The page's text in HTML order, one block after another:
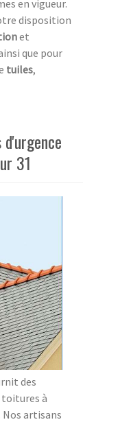
en vigueur.
disposition
et
que pour
tuiles,
31
des
à
Nos artisans